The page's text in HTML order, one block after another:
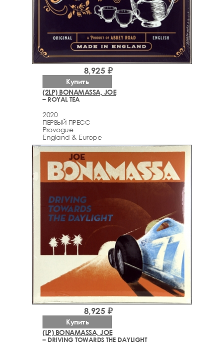
(2LP) BONAMASSA, JOE
– ROYAL TEA
2020
ПЕРВЫЙ ПРЕСС
Provogue
England & Europe
8,925 ₽
Купить
(LP) BONAMASSA, JOE
– DRIVING TOWARDS THE DAYLIGHT
8,925 ₽
Купить